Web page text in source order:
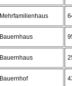
Mehrfamilienhaus
Bauernhaus
Bauernhaus
Bauernhof